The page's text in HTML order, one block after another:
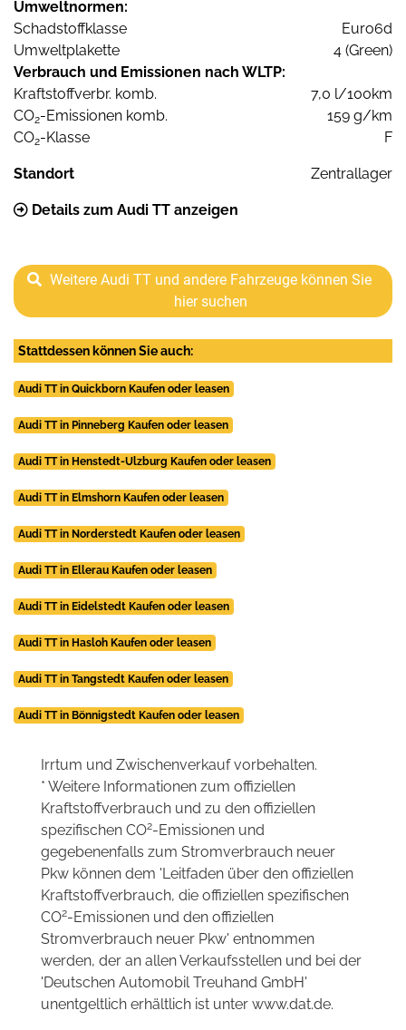
Umweltnormen:
Schadstoffklasse
Euro6d
Umweltplakette
4 (Green)
Verbrauch und Emissionen nach WLTP:
Kraftstoffverbr. komb.
7,0 l/100km
CO2-Emissionen komb.
159 g/km
CO2-Klasse F
Standort Zentrallager
Details zum Audi TT anzeigen
Weitere Audi TT und andere Fahrzeuge können Sie
hier suchen
Stattdessen können Sie auch:
Audi TT in Quickborn Kaufen oder leasen
Audi TT in Pinneberg Kaufen oder leasen
Audi TT in Henstedt-Ulzburg Kaufen oder leasen
Audi TT in Elmshorn Kaufen oder leasen
Audi TT in Norderstedt Kaufen oder leasen
Audi TT in Ellerau Kaufen oder leasen
Audi TT in Eidelstedt Kaufen oder leasen
Audi TT in Hasloh Kaufen oder leasen
Audi TT in Tangstedt Kaufen oder leasen
Audi TT in Bönnigstedt Kaufen oder leasen
Irrtum und Zwischenverkauf vorbehalten.
* Weitere Informationen zum offiziellen
Kraftstoffverbrauch und zu den offiziellen
spezifischen CO2-Emissionen und
gegebenenfalls zum Stromverbrauch neuer
Pkw können dem 'Leitfaden über den offiziellen
Kraftstoffverbrauch, die offiziellen spezifischen
CO2-Emissionen und den offiziellen
Stromverbrauch neuer Pkw' entnommen
werden, der an allen Verkaufsstellen und bei der
'Deutschen Automobil Treuhand GmbH'
unentgeltlich erhältlich ist unter www.dat.de.